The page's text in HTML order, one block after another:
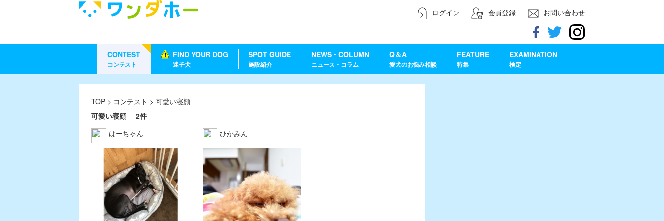
ログイン 会員登録 お問い合わせ
CONTEST
コンテスト
FIND YOUR DOG
迷子犬
SPOT GUIDE
施設紹介
NEWS・COLUMN
ニュース・コラム
Q＆A
愛犬のお悩み相談
FEATURE
特集
EXAMINATION
検定
TOP > コンテスト > 可愛い寝顔
可愛い寝顔
2件
はーちゃん
ひかみん